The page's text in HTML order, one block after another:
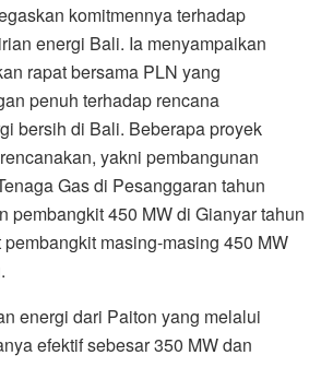
komitmennya terhadap
energi Bali. Ia menyampaikan
rapat bersama PLN yang
penuh terhadap rencana
bersih di Bali. Beberapa proyek
yakni pembangunan
Gas di Pesanggaran tahun
pembangkit 450 MW di Gianyar tahun
masing-masing 450 MW
energi dari Paiton yang melalui
efektif sebesar 350 MW dan